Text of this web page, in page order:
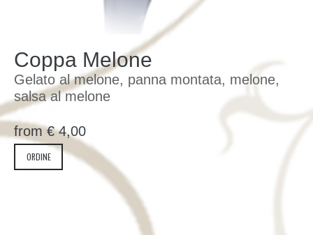
Coppa Melone
Gelato al melone, panna montata, melone,
salsa al melone
from€4,00
ORDINE